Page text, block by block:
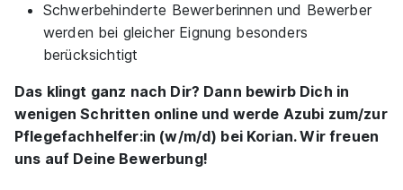
01.08.2026
33332 Gütersloh
Ähnliche Stellen
Schwerbehinderte Bewerberinnen und Bewerber
werden bei gleicher Eignung besonders
berücksichtigt
Das klingt ganz nach Dir? Dann bewirb Dich in
wenigen Schritten online und werde Azubi zum/zur
Pflegefachhelfer:in (w/m/d) bei Korian. Wir freuen
uns auf Deine Bewerbung!